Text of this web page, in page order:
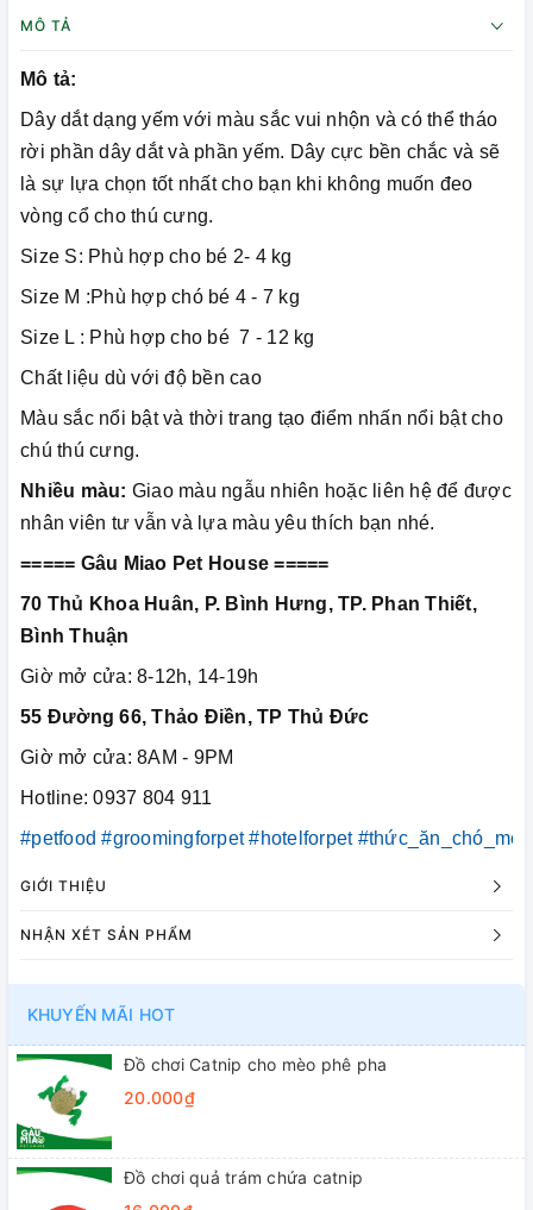
MÔ TẢ
Mô tả:
Dây dắt dạng yếm với màu sắc vui nhộn và có thể tháo
rời phần dây dắt và phần yếm. Dây cực bền chắc và sẽ
là sự lựa chọn tốt nhất cho bạn khi không muốn đeo
vòng cổ cho thú cưng.
Size S: Phù hợp cho bé 2- 4 kg
Size M :Phù hợp chó bé 4 - 7 kg
Size L : Phù hợp cho bé 7 - 12 kg
Chất liệu dù với độ bền cao
Màu sắc nổi bật và thời trang tạo điểm nhấn nổi bật cho
chú thú cưng.
Nhiều màu: Giao màu ngẫu nhiên hoặc liên hệ để được
nhân viên tư vẫn và lựa màu yêu thích bạn nhé.
===== Gâu Miao Pet House =====
70 Thủ Khoa Huân, P. Bình Hưng, TP. Phan Thiết,
Bình Thuận
Giờ mở cửa: 8-12h, 14-19h
55 Đường 66, Thảo Điền, TP Thủ Đức
Giờ mở cửa: 8AM - 9PM
Hotline: 0937 804 911
#petfood #groomingforpet #hotelforpet #thức_ăn_chó_mèo
GIỚI THIỆU
NHẬN XÉT SẢN PHẨM
KHUYẾN MÃI HOT
Đồ chơi Catnip cho mèo phê pha
20.000₫
Đồ chơi quả trám chứa catnip